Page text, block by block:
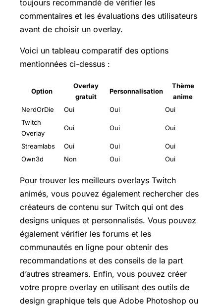
toujours recommandé de vérifier les
commentaires et les évaluations des utilisateurs
avant de choisir un overlay.
Voici un tableau comparatif des options
mentionnées ci-dessus :
Option
Overlay
gratuit
Personnalisation
Thème
anime
NerdOrDie
Oui Oui
Oui
Twitch
Overlay
Oui Oui Oui
Streamlabs Oui Oui
Oui
Own3d
Non Oui Oui
Pour trouver les meilleurs overlays Twitch
animés, vous pouvez également rechercher des
créateurs de contenu sur Twitch qui ont des
designs uniques et personnalisés. Vous pouvez
également vérifier les forums et les
communautés en ligne pour obtenir des
recommandations et des conseils de la part
d’autres streamers. Enfin, vous pouvez créer
votre propre overlay en utilisant des outils de
design graphique tels que Adobe Photoshop ou